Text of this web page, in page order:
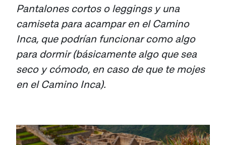
Pantalones cortos o leggings y una
camiseta para acampar en el Camino
Inca, que podrían funcionar como algo
para dormir (básicamente algo que sea
seco y cómodo, en caso de que te mojes
en el Camino Inca).